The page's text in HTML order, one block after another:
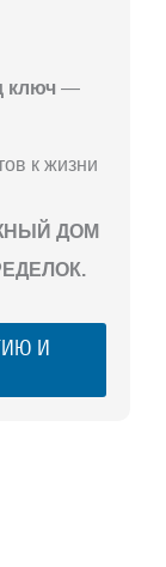
ключ —
к жизни
ДОМ
И